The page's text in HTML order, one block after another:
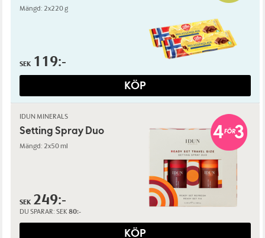
Mängd: 2x220 g
SEK 119:-
KÖP
IDUN MINERALS
Setting Spray Duo
Mängd: 2x50 ml
SEK 249:-
DU SPARAR: SEK 80:-
KÖP